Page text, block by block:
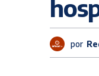
por